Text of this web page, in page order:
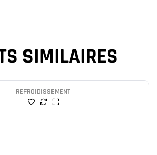
SIMILAIRES
REFROIDISSEMENT